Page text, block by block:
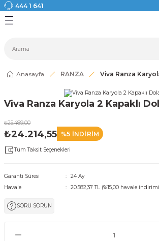
444 1 641
Geri Dön
Geri Dön
Geri Dön
Geri Dön
Geri Dön
Geri Dön
Anasayfa RANZA Viva Ranza
Viva Ranza Karyola 2 Kapaklı
₺25.489,00
₺24.214,55 %5 İNDİRİM
Tüm Taksit Seçenekleri
Garanti Süresi
24 Ay
Havale
20.582,37 TL (%15,00 havale
SORU SORUN